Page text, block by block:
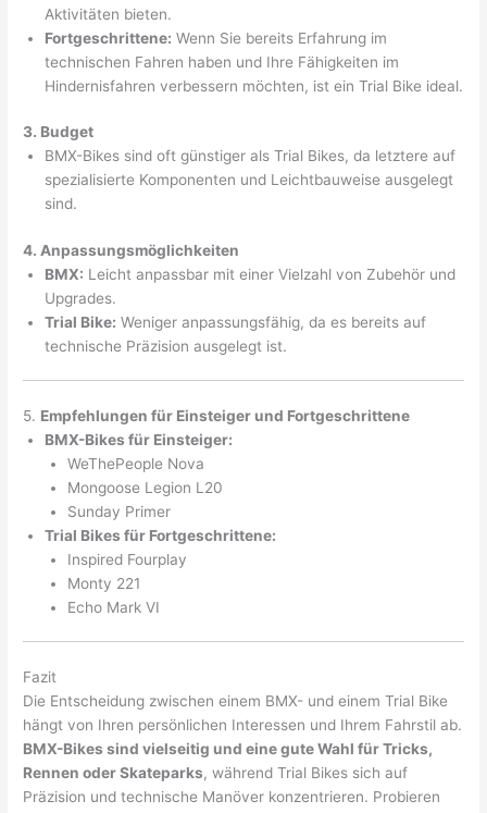
Aktivitäten bieten.
Fortgeschrittene: Wenn Sie bereits Erfahrung im
technischen Fahren haben und Ihre Fähigkeiten im
Hindernisfahren verbessern möchten, ist ein Trial Bike ideal.
3. Budget
BMX-Bikes sind oft günstiger als Trial Bikes, da letztere auf
spezialisierte Komponenten und Leichtbauweise ausgelegt
sind.
4. Anpassungsmöglichkeiten
BMX: Leicht anpassbar mit einer Vielzahl von Zubehör und
Upgrades.
Trial Bike: Weniger anpassungsfähig, da es bereits auf
technische Präzision ausgelegt ist.
5. Empfehlungen für Einsteiger und Fortgeschrittene
BMX-Bikes für Einsteiger:
WeThePeople Nova
Mongoose Legion L20
Sunday Primer
Trial Bikes für Fortgeschrittene:
Inspired Fourplay
Monty 221
Echo Mark VI
Fazit
Die Entscheidung zwischen einem BMX- und einem Trial Bike
hängt von Ihren persönlichen Interessen und Ihrem Fahrstil ab.
BMX-Bikes sind vielseitig und eine gute Wahl für Tricks,
Rennen oder Skateparks, während Trial Bikes sich auf
Präzision und technische Manöver konzentrieren. Probieren